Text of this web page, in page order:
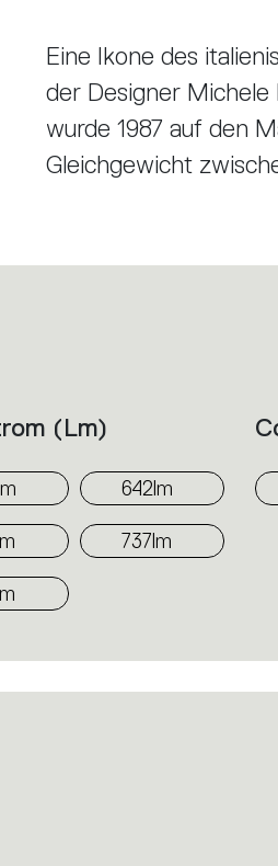
Eine Ikone des
der Designer Michele
wurde 1987 auf den
Gleichgewicht
(lm)
642lm
737lm